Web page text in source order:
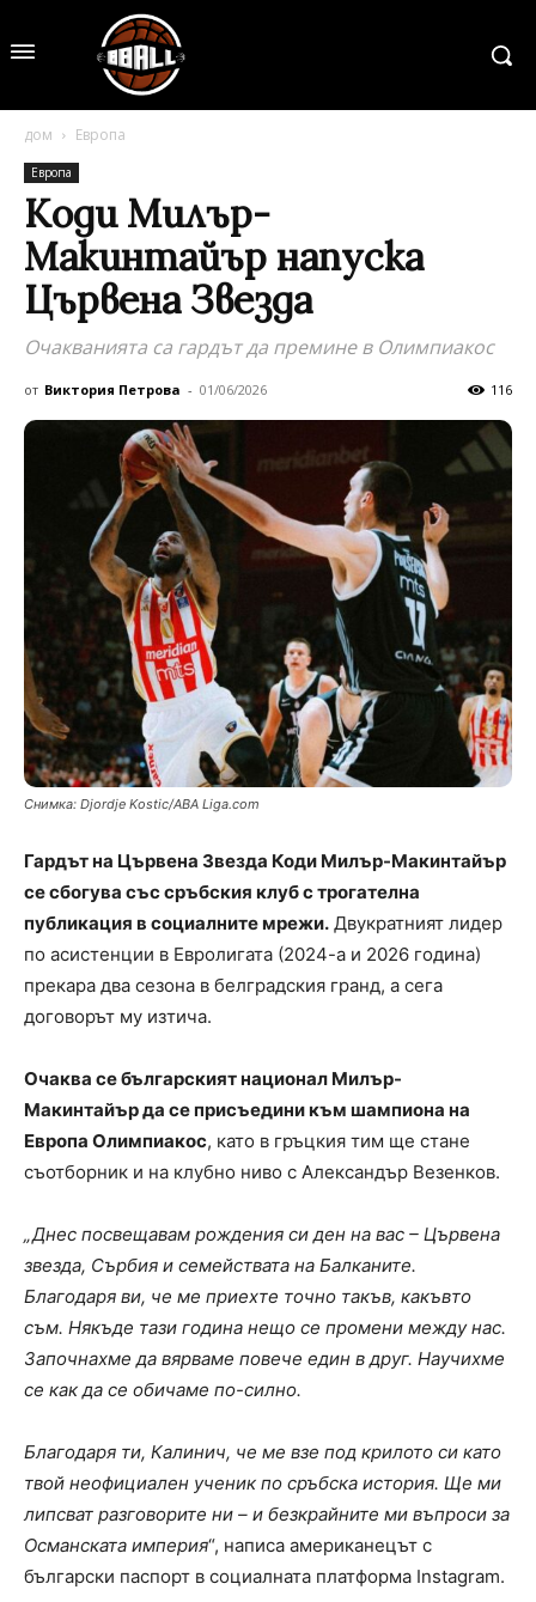
дом Европа
Европа
Коди Милър-
Макинтайър напуска
Цървена Звезда
Очакванията са гардът да премине в Олимпиакос
от Виктория Петрова - 01/06/2026 116
Снимка: Djordje Kostic/ABA Liga.com
Гардът на Цървена Звезда Коди Милър-Макинтайър
се сбогува със сръбския клуб с трогателна
публикация в социалните мрежи. Двукратният лидер
по асистенции в Евролигата (2024-а и 2026 година)
прекара два сезона в белградския гранд, а сега
договорът му изтича.
Очаква се българският национал Милър-
Макинтайър да се присъедини към шампиона на
Европа Олимпиакос, като в гръцкия тим ще стане
съотборник и на клубно ниво с Александър Везенков.
„Днес посвещавам рождения си ден на вас – Цървена
звезда, Сърбия и семействата на Балканите.
Благодаря ви, че ме приехте точно такъв, какъвто
съм. Някъде тази година нещо се промени между нас.
Започнахме да вярваме повече един в друг. Научихме
се как да се обичаме по-силно.
Благодаря ти, Калинич, че ме взе под крилото си като
твой неофициален ученик по сръбска история. Ще ми
липсват разговорите ни – и безкрайните ми въпроси за
Османската империя“, написа американецът с
български паспорт в социалната платформа Instagram.